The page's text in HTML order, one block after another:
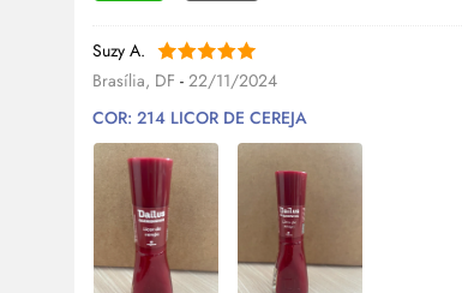
Suzy A.
Brasília, DF - 22/11/2024
COR: 214 LICOR DE CEREJA